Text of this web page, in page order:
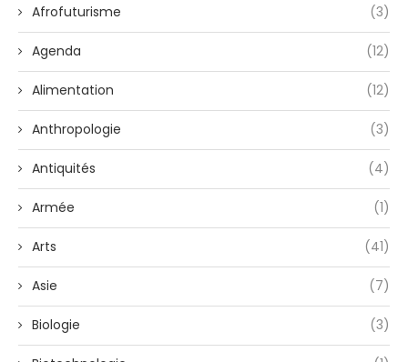
Afrofuturisme (3)
Agenda (12)
Alimentation (12)
Anthropologie (3)
Antiquités (4)
Armée (1)
Arts (41)
Asie (7)
Biologie (3)